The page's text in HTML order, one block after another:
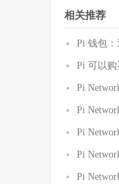
相关推荐
Pi 钱包：
Pi 可以购
Pi
Pi
Pi
Pi
Pi